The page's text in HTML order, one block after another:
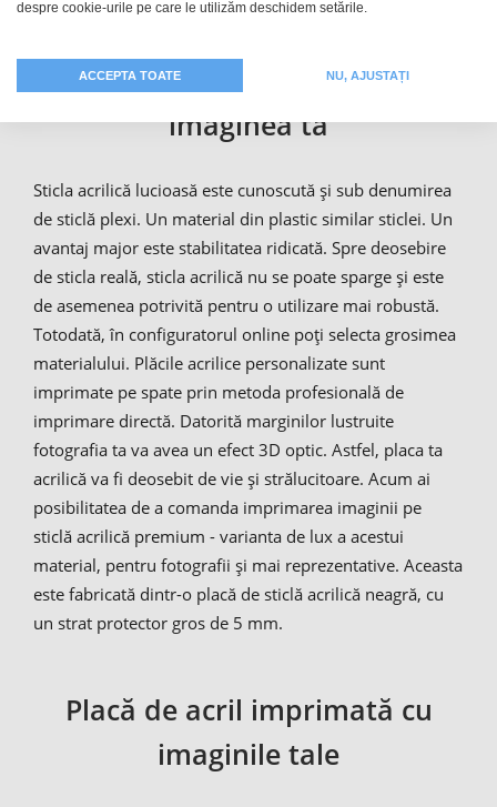
Sticlă acrilică personalizată cu
imaginea ta
Sticla acrilică lucioasă este cunoscută și sub denumirea
de sticlă plexi. Un material din plastic similar sticlei. Un
avantaj major este stabilitatea ridicată. Spre deosebire
de sticla reală, sticla acrilică nu se poate sparge și este
de asemenea potrivită pentru o utilizare mai robustă.
Totodată, în configuratorul online poți selecta grosimea
materialului. Plăcile acrilice personalizate sunt
imprimate pe spate prin metoda profesională de
imprimare directă. Datorită marginilor lustruite
fotografia ta va avea un efect 3D optic. Astfel, placa ta
acrilică va fi deosebit de vie și strălucitoare. Acum ai
posibilitatea de a comanda imprimarea imaginii pe
sticlă acrilică premium - varianta de lux a acestui
material, pentru fotografii și mai reprezentative. Aceasta
este fabricată dintr-o placă de sticlă acrilică neagră, cu
un strat protector gros de 5 mm.
Placă de acril imprimată cu
imaginile tale
despre cookie-urile pe care le utilizăm deschidem setările.
ACCEPTA TOATE NU, AJUSTAȚI